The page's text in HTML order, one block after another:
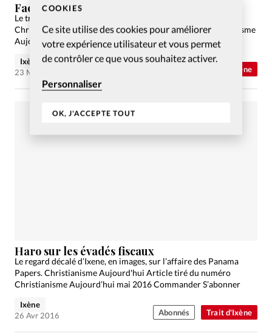
COOKIES
Ce site utilise des cookies pour améliorer
votre expérience utilisateur et vous permet
de contrôler ce que vous souhaitez activer.
Personnaliser
OK, J'ACCEPTE TOUT
Trait d'Ixène
Facebook accusé de parti-pris éditorial
Le trait d’Ixene, toujours décalé, sur l’actualité récente.
Christianisme Aujourd'hui Article tiré du numéro Christianisme
Aujourd’hui juin 2016 Commander S’abonner
Ixène
23 Mai 2016
Trait d'Ixène
Haro sur les évadés fiscaux
Le regard décalé d’Ixene, en images, sur l’affaire des Panama
Papers. Christianisme Aujourd'hui Article tiré du numéro
Christianisme Aujourd’hui mai 2016 Commander S’abonner
Ixène
26 Avr 2016
Abonnés